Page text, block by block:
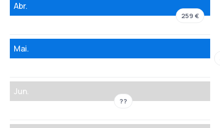
Abr.
259 €
Mai.
Jun.
??